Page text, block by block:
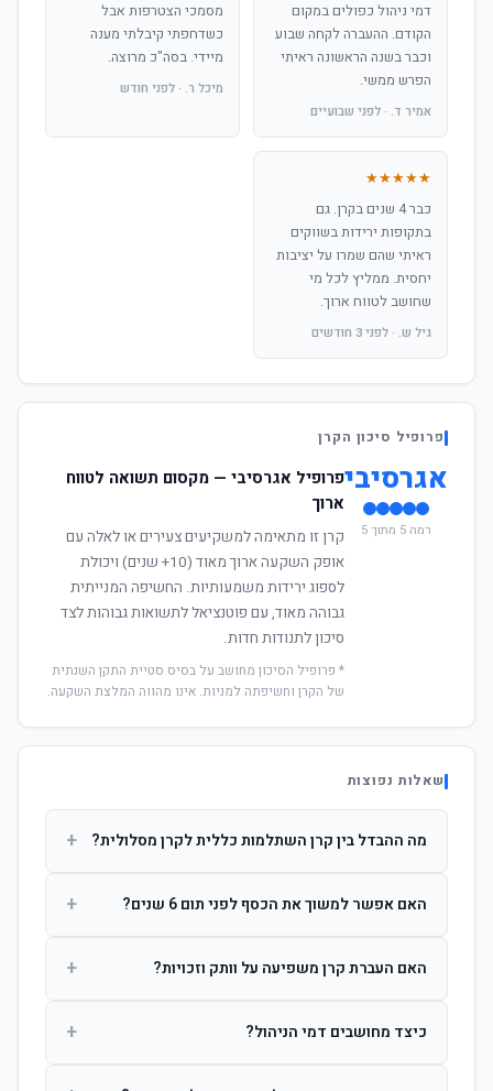
דמי ניהול כפולים במקום
הקודם. ההעברה לקחה שבוע
וכבר בשנה הראשונה ראיתי
הפרש ממשי.
אמיר ד. · לפני שבועיים
מסמכי הצטרפות אבל
כשדחפתי קיבלתי מענה
מיידי. בסה"כ מרוצה.
מיכל ר. · לפני חודש
★★★★★
כבר 4 שנים בקרן. גם
בתקופות ירידות בשווקים
ראיתי שהם שמרו על יציבות
יחסית. ממליץ לכל מי
שחושב לטווח ארוך.
גיל ש. · לפני 3 חודשים
פרופיל סיכון הקרן
אגרסיבי
רמה 5 מתוך 5
פרופיל אגרסיבי — מקסום תשואה לטווח
ארוך
קרן זו מתאימה למשקיעים צעירים או לאלה עם
אופק השקעה ארוך מאוד (10+ שנים) ויכולת
לספוג ירידות משמעותיות. החשיפה המנייתית
גבוהה מאוד, עם פוטנציאל לתשואות גבוהות לצד
סיכון לתנודות חדות.
* פרופיל הסיכון מחושב על בסיס סטיית התקן השנתית
של הקרן וחשיפתה למניות. אינו מהווה המלצת השקעה.
שאלות נפוצות
מה ההבדל בין קרן השתלמות כללית לקרן מסלולית? +
ההשקעות. קרן מסלולית עוקבת אחרי מדד ספציפי ומאפשרת
האם אפשר למשוך את הכסף לפני תום 6 שנים? +
הרווחים. לאחר 6 שנים ניתן למשוך פטור ממס עד לתקרה
האם העברת קרן משפיעה על וותק וזכויות? +
החברות. הוותק ממשיך להיספר מיום ההפקדה הראשונה.
כיצד מחושבים דמי הניהול? +